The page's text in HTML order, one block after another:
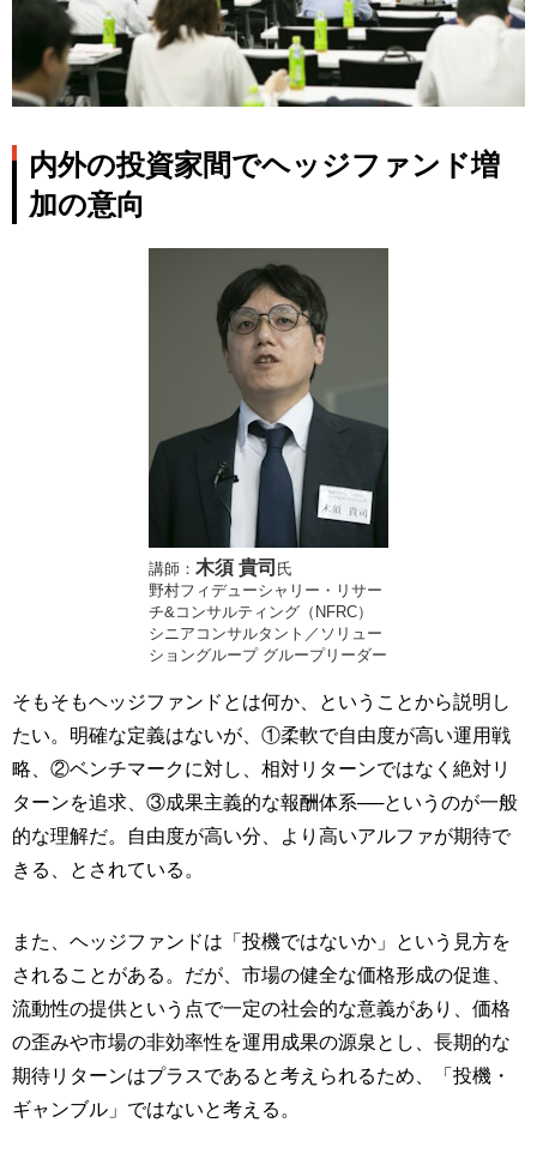
内外の投資家間でヘッジファンド増
加の意向
講師： 木須 貴司 氏
野村フィデューシャリー・リサー
チ&コンサルティング（NFRC）
シニアコンサルタント／ソリュー
ショングループ グループリーダー
そもそもヘッジファンドとは何か、ということから説明し
たい。明確な定義はないが、①柔軟で自由度が高い運用戦
略、②ベンチマークに対し、相対リターンではなく絶対リ
ターンを追求、③成果主義的な報酬体系──というのが一般
的な理解だ。自由度が高い分、より高いアルファが期待で
きる、とされている。
また、ヘッジファンドは「投機ではないか」という見方を
されることがある。だが、市場の健全な価格形成の促進、
流動性の提供という点で一定の社会的な意義があり、価格
の歪みや市場の非効率性を運用成果の源泉とし、長期的な
期待リターンはプラスであると考えられるため、「投機・
ギャンブル」ではないと考える。